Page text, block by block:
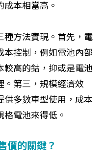
本相當高。
種方法實現。首先，電
本控制，例如電池內部
較高的鈷，抑或是電池
。第三，規模經濟效
供多數車型使用，成本
格電池來得低。
價的關鍵？